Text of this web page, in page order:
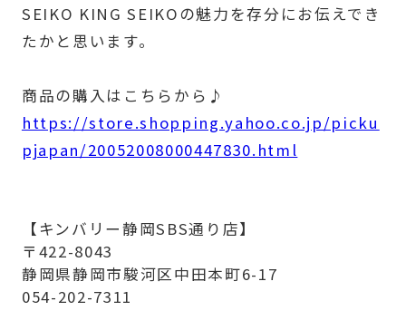
SEIKO KING SEIKOの魅力を存分にお伝えでき
たかと思います。
商品の購入はこちらから♪
https://store.shopping.yahoo.co.jp/picku
pjapan/20052008000447830.html
【キンバリー静岡SBS通り店】
〒422-8043
静岡県静岡市駿河区中田本町6-17
054-202-7311